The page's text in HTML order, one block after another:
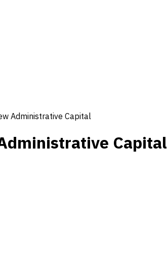
Administrative Capital
Capital